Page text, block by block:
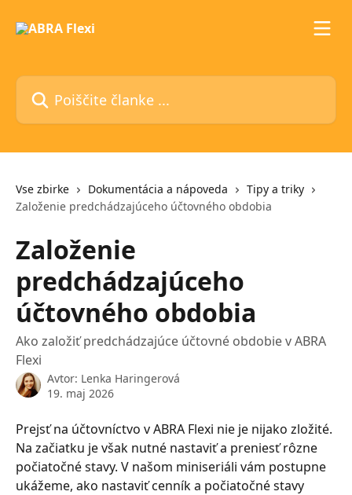
Poiščite članke ...
Vse zbirke Dokumentácia a nápoveda
Tipy a triky
Založenie predchádzajúceho účtovného obdobia
Založenie
predchádzajúceho
účtovného obdobia
Ako založiť predchádzajúce účtovné obdobie v ABRA
Flexi
Avtor: Lenka Haringerová
19. maj 2026
Prejsť na účtovníctvo v ABRA Flexi nie je nijako zložité.
Na začiatku je však nutné nastaviť a preniesť rôzne
počiatočné stavy. V našom miniseriáli vám postupne
ukážeme, ako nastaviť cenník a počiatočné stavy